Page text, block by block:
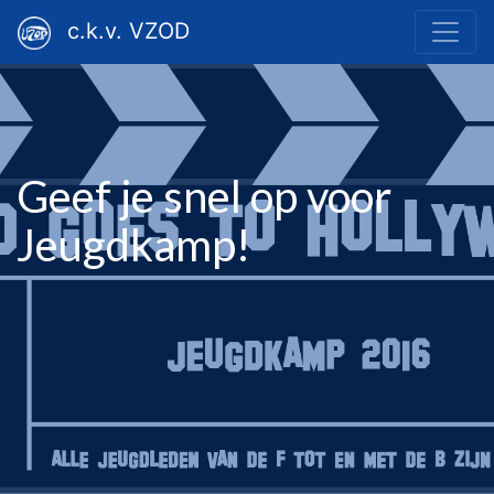
c.k.v. VZOD
Geef je snel op voor
Jeugdkamp!